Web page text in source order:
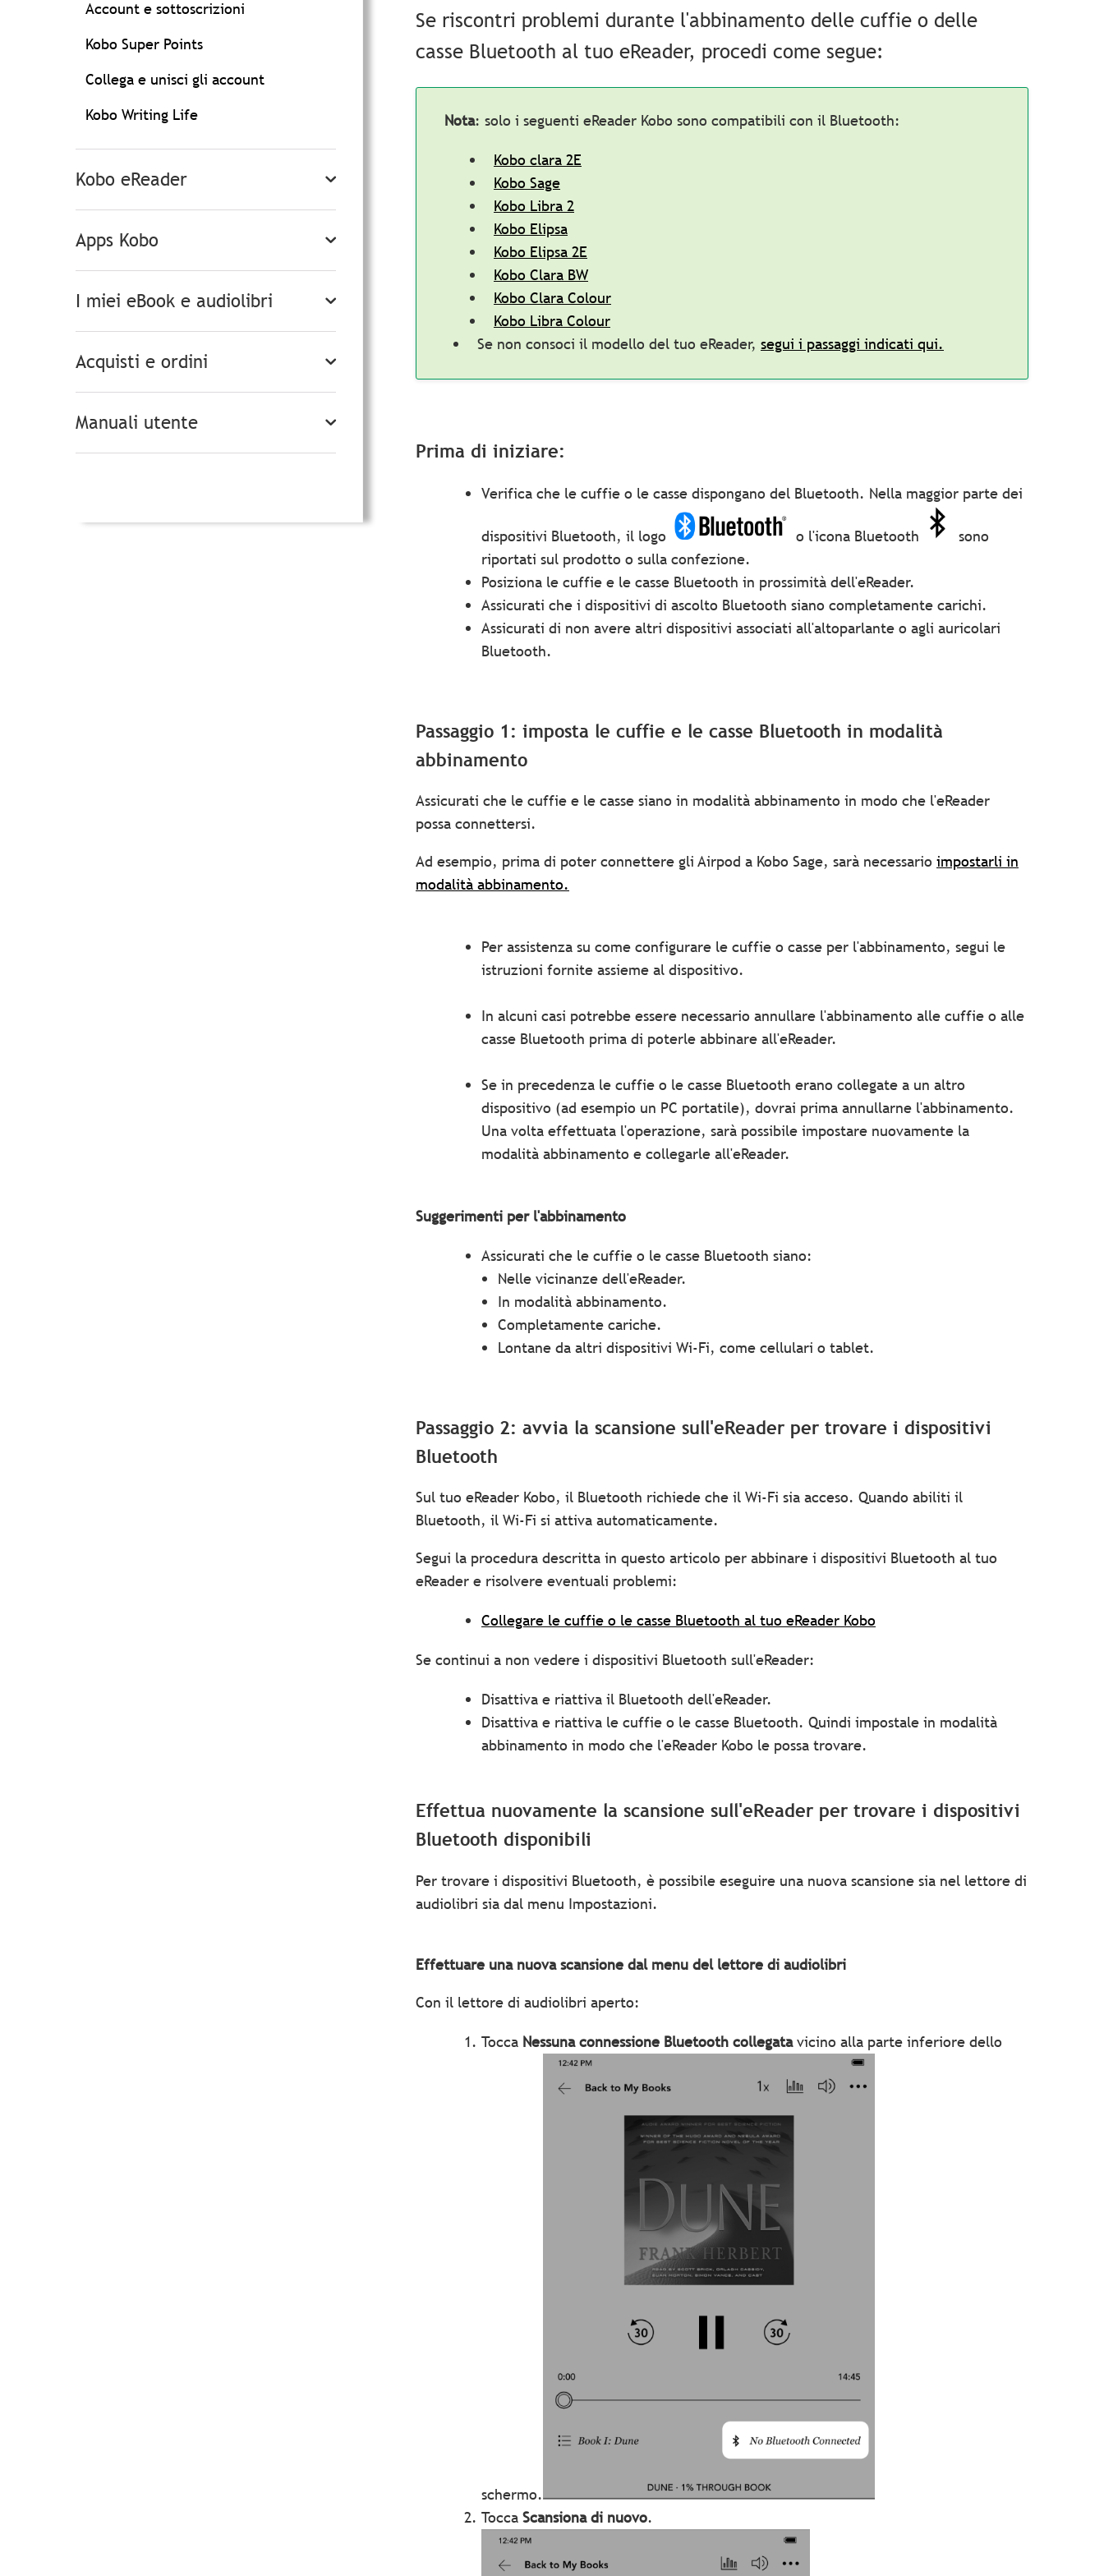
Account e sottoscrizioni
Kobo Super Points
Collega e unisci gli account
Kobo Writing Life
Kobo eReader
Apps Kobo
I miei eBook e audiolibri
Acquisti e ordini
Manuali utente
Se riscontri problemi durante l'abbinamento delle cuffie o delle
casse Bluetooth al tuo eReader, procedi come segue:
Nota: solo i seguenti eReader Kobo sono compatibili con il Bluetooth:
Kobo clara 2E
Kobo Sage
Kobo Libra 2
Kobo Elipsa
Kobo Elipsa 2E
Kobo Clara BW
Kobo Clara Colour
Kobo Libra Colour
Se non consoci il modello del tuo eReader, segui i passaggi indicati qui.
Prima di iniziare:
Verifica che le cuffie o le casse dispongano del Bluetooth. Nella maggior parte dei
dispositivi Bluetooth, il logo o l'icona Bluetooth
sono
riportati sul prodotto o sulla confezione.
Posiziona le cuffie e le casse Bluetooth in prossimità dell'eReader.
Assicurati che i dispositivi di ascolto Bluetooth siano completamente carichi.
Assicurati di non avere altri dispositivi associati all'altoparlante o agli auricolari
Bluetooth.
Passaggio 1: imposta le cuffie e le casse Bluetooth in modalità
abbinamento
Assicurati che le cuffie e le casse siano in modalità abbinamento in modo che l'eReader
possa connettersi.
Ad esempio, prima di poter connettere gli Airpod a Kobo Sage, sarà necessario impostarli in
modalità abbinamento.
Per assistenza su come configurare le cuffie o casse per l'abbinamento, segui le
istruzioni fornite assieme al dispositivo.
In alcuni casi potrebbe essere necessario annullare l'abbinamento alle cuffie o alle
casse Bluetooth prima di poterle abbinare all'eReader.
Se in precedenza le cuffie o le casse Bluetooth erano collegate a un altro
dispositivo (ad esempio un PC portatile), dovrai prima annullarne l'abbinamento.
Una volta effettuata l'operazione, sarà possibile impostare nuovamente la
modalità abbinamento e collegarle all'eReader.
Suggerimenti per l'abbinamento
Assicurati che le cuffie o le casse Bluetooth siano:
Nelle vicinanze dell'eReader.
In modalità abbinamento.
Completamente cariche.
Lontane da altri dispositivi Wi-Fi, come cellulari o tablet.
Passaggio 2: avvia la scansione sull'eReader per trovare i dispositivi
Bluetooth
Sul tuo eReader Kobo, il Bluetooth richiede che il Wi-Fi sia acceso. Quando abiliti il
Bluetooth, il Wi-Fi si attiva automaticamente.
Segui la procedura descritta in questo articolo per abbinare i dispositivi Bluetooth al tuo
eReader e risolvere eventuali problemi:
Collegare le cuffie o le casse Bluetooth al tuo eReader Kobo
Se continui a non vedere i dispositivi Bluetooth sull'eReader:
Disattiva e riattiva il Bluetooth dell'eReader.
Disattiva e riattiva le cuffie o le casse Bluetooth. Quindi impostale in modalità
abbinamento in modo che l'eReader Kobo le possa trovare.
Effettua nuovamente la scansione sull'eReader per trovare i dispositivi
Bluetooth disponibili
Per trovare i dispositivi Bluetooth, è possibile eseguire una nuova scansione sia nel lettore di
audiolibri sia dal menu Impostazioni.
Effettuare una nuova scansione dal menu del lettore di audiolibri
Con il lettore di audiolibri aperto:
Tocca Nessuna connessione Bluetooth collegatavicino alla parte inferiore dello
schermo.
Tocca Scansiona di nuovo.